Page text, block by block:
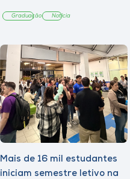
Graduação Notícia
Mais de 16 mil estudantes
iniciam semestre letivo na